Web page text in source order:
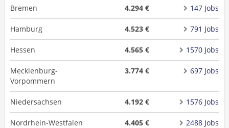
Bremen 4.294 € 147 Jobs
Hamburg 4.523 € 791 Jobs
Hessen 4.565 € 1570 Jobs
Mecklenburg-
Vorpommern
3.774 € 697 Jobs
Niedersachsen 4.192 € 1576 Jobs
Nordrhein-Westfalen 4.405 € 2488 Jobs